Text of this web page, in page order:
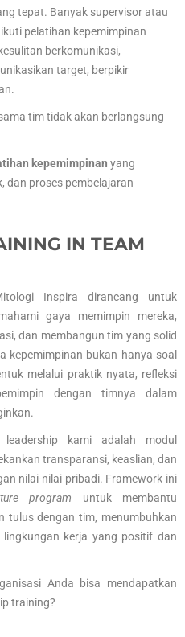
tepat. Banyak supervisor atau
pelatihan kepemimpinan
berkomunikasi,
target, berpikir
tim tidak akan berlangsung
kepemimpinan yang
dan proses pembelajaran
IN TEAM
Inspira dirancang untuk
gaya memimpin mereka,
dan membangun tim yang solid
kepemimpinan bukan hanya soal
melalui praktik nyata, refleksi
dengan timnya dalam
kami adalah modul
transparansi, keaslian, dan
nilai-nilai pribadi. Framework ini
program untuk membantu
tulus dengan tim, menumbuhkan
kerja yang positif dan
Anda bisa mendapatkan
training?